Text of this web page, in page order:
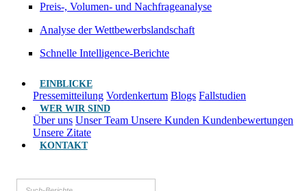
Preis-, Volumen- und Nachfrageanalyse
Analyse der Wettbewerbslandschaft
Schnelle Intelligence-Berichte
EINBLICKE
Pressemitteilung Vordenkertum Blogs Fallstudien
WER WIR SIND
Über uns Unser Team Unsere Kunden Kundenbewertungen
Unsere Zitate
KONTAKT